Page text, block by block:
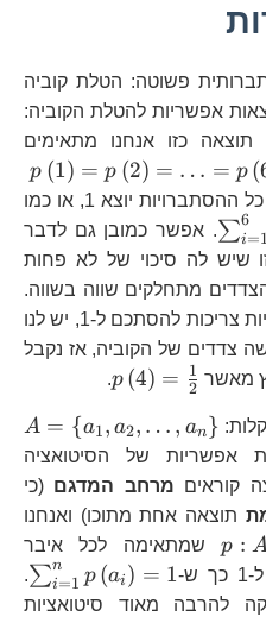
פשוטה: הטלת קוביה
אפשריות להטלת הקוביה:
כזו אנחנו מתאימים
p (1) = p (2) = … = p (
. הרעיון פה הוא שהסכום של כל ההסתברויות יוצא 1, או כמו
∑i=1
6
. אפשר כמובן גם לדבר
שיש לה סיכוי של לא פחות
\frac{1}
{2}
יתר הצדדים מתחלקים שווה בשווה.
במקרה הזה, מכיוון שההסתברויות צריכות להסתכם ל-1, יש לנו
\frac{1}
{2}
צדדים של הקוביה, אז נקבל
i
מאשר p (4) = 2
1
.
A = {a1, a2, … , an}
n
אפשריות של הסיטואציה
קוראים מרחב המדגם (כי
תוצאה אחת מתוכו) ואנחנו
p :
שמתאימה לכל איבר
∑i=1
n p (ai ) = 1
.
להרבה מאוד סיטואציות